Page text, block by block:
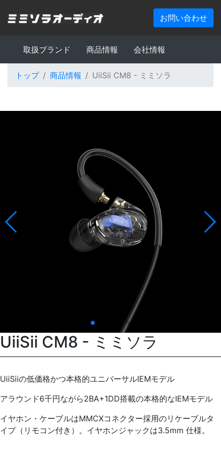
お問い合わせ
取扱ブランド 商品情報 会社情報
トップ 商品情報 UiiSii CM8 - ミミソラ
UiiSii CM8 - ミミソラ
UiiSiiの低価格かつ本格的ユニバーサルIEMモデル
アラウンド6千円ながら2BA+1DD搭載の本格的なIEMモデル
イヤホン・ケーブルはMMCXコネクター採用のリケーブルタ
イプ（リモコン付き）。イヤホンジャックは3.5mm 仕様。